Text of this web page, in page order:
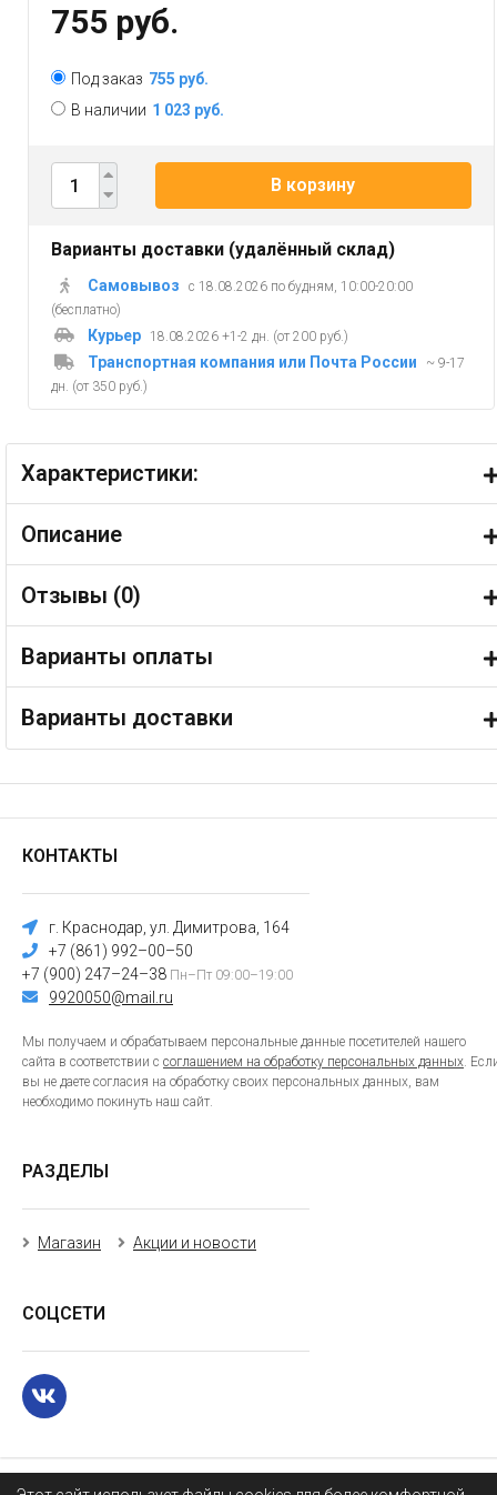
755 руб.
Под заказ 755 руб.
В наличии 1 023 руб.
В корзину
Варианты доставки (удалённый склад)
Самовывоз
с 18.08.2026 по будням, 10:00-20:00
(бесплатно)
Курьер 18.08.2026 +1-2 дн. (от 200 руб.)
Транспортная компания или Почта России
~ 9-17
дн. (от 350 руб.)
Характеристики:
Описание
Отзывы (0)
Варианты оплаты
Варианты доставки
КОНТАКТЫ
г. Краснодар, ул. Димитрова, 164
+7 (861) 992–00–50
+7 (900) 247–24–38 Пн–Пт 09:00–19:00
9920050@mail.ru
Мы получаем и обрабатываем персональные данные посетителей нашего
сайта в соответствии с соглашением на обработку персональных данных.
вы не даете согласия на обработку своих персональных данных, вам
необходимо покинуть наш сайт.
РАЗДЕЛЫ
Магазин Акции и новости
СОЦСЕТИ